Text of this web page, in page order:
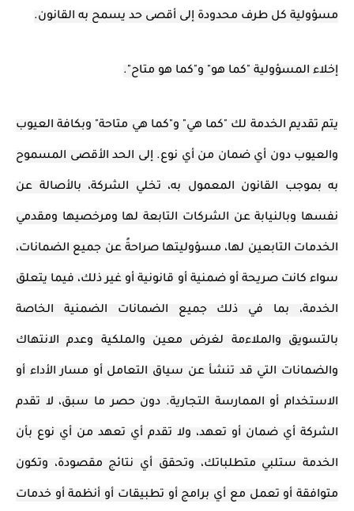
مسؤولية كل طرف محدودة إلى أقصى حد يسمح به القانون.
إخلاء المسؤولية "كما هو" و"كما هو متاح".
يتم تقديم الخدمة لك "كما هي" و"كما هي متاحة" وبكافة العيوب
والعيوب دون أي ضمان من أي نوع. إلى الحد الأقصى المسموح
به بموجب القانون المعمول به، تخلي الشركة، بالأصالة عن
نفسها وبالنيابة عن الشركات التابعة لها ومرخصيها ومقدمي
الخدمات التابعين لها، مسؤوليتها صراحةً عن جميع الضمانات،
سواء كانت صريحة أو ضمنية أو قانونية أو غير ذلك، فيما يتعلق
الخدمة، بما في ذلك جميع الضمانات الضمنية الخاصة
بالتسويق والملاءمة لغرض معين والملكية وعدم الانتهاك
والضمانات التي قد تنشأ عن سياق التعامل أو مسار الأداء أو
الاستخدام أو الممارسة التجارية. دون حصر ما سبق، لا تقدم
الشركة أي ضمان أو تعهد، ولا تقدم أي تعهد من أي نوع بأن
الخدمة ستلبي متطلباتك، وتحقق أي نتائج مقصودة، وتكون
متوافقة أو تعمل مع أي برامج أو تطبيقات أو أنظمة أو خدمات